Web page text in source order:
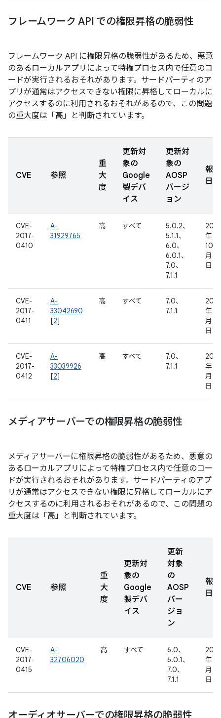
フレームワーク API での権限昇格の脆弱性
フレームワーク API に権限昇格の脆弱性があるため、悪意
のあるローカルアプリによって特権プロセス内で任意のコ
ードが実行されるおそれがあります。サードパーティのア
プリが通常はアクセスできない権限に昇格してローカルに
アクセスするのに利用されるおそれがあるので、この問題
の重大度は「高」と判断されています。
CVE 参照
重
大
度
更新対
象の
Google
製デバ
イス
更新対
象の
AOSP
バージ
ョン
報告
日
CVE-
2017-
0410
A-
31929765
高 すべて
5.0.2、
5.1.1、
6.0、
6.0.1、
7.0、
7.1.1
2016
年
10
月 2
日
CVE-
2017-
0411
A-
33042690
[2]
高 すべて
7.0、
7.1.1
2016
年 11
月 21
日
CVE-
2017-
0412
A-
33039926
[2]
高 すべて
7.0、
7.1.1
2016
年 11
月 21
日
メディアサーバーでの権限昇格の脆弱性
メディアサーバーに権限昇格の脆弱性があるため、悪意の
あるローカルアプリによって特権プロセス内で任意のコー
ドが実行されるおそれがあります。サードパーティのアプ
リが通常はアクセスできない権限に昇格してローカルにア
クセスするのに利用されるおそれがあるので、この問題の
重大度は「高」と判断されています。
CVE 参照
重
大
度
更新対
象の
Google
製デバ
イス
更新
対象
の
AOSP
バー
ジョ
ン
報告
日
CVE-
2017-
0415
A-
32706020
高 すべて
6.0、
6.0.1、
7.0、
7.1.1
2016
年 11
月 4
日
オーディオサーバーでの権限昇格の脆弱性